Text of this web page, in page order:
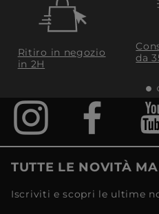
Ritiro in negozio
in 2H
da
TUTTE LE NOVITÀ
Iscriviti e scopri le ultime